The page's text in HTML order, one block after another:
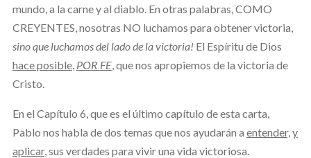
mundo, a la carne y al diablo. En otras palabras, COMO
CREYENTES, nosotras NO luchamos para obtener victoria,
sino que luchamos del lado de la victoria! El Espíritu de Dios
hace posible, POR FE, que nos apropiemos de la victoria de
Cristo.
En el Capítulo 6, que es el último capítulo de esta carta,
Pablo nos habla de dos temas que nos ayudarán a entender,y
aplicar, sus verdades para vivir una vida victoriosa.